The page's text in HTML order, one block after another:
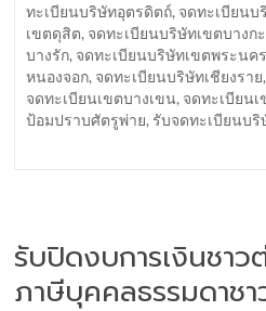
ทะเบียนบริษัทอุตรดิตถ์, จดทะเบียนบ
เขตดุสิต, จดทะเบียนบริษัทเขตบางก
บางรัก, จดทะเบียนบริษัทเขตพระนคร
หนองจอก, จดทะเบียนบริษัทเชียงราย,
จดทะเบียนเขตบางเขน, จดทะเบียน
ป้อมปราบศัตรูพ่าย, รับจดทะเบียนบ
รับปิดงบการเงินชาว
ภาษีบุคคลธรรมดาชา